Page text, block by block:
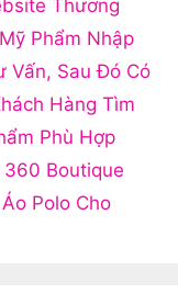
Thương
Phẩm Nhập
Vấn, Sau Đó Có
Hàng Tìm
Phù Hợp
360 Boutique
Polo Cho